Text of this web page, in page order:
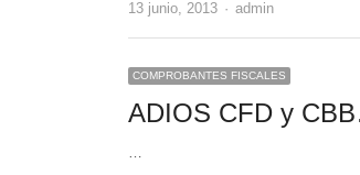
13 junio, 2013 Author
admin
COMPROBANTES FISCALES
ADIOS CFD y
…